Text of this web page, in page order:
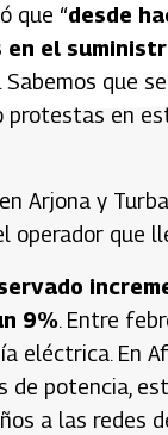
que “desde
el
que
en
Arjona y
operador que
9%. Entre
eléctrica. En
potencia,
a las redes